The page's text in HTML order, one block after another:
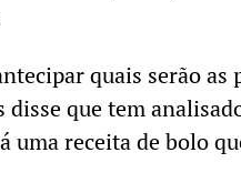
quais serão
disse que tem
uma receita de bolo